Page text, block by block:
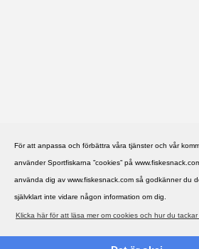
För att anpassa och förbättra våra tjänster och vår
använder Sportfiskarna ”cookies” på
använda dig av www.fiskesnack.com så godkänner du
självklart inte vidare någon information om dig.
Klicka här för att läsa mer om cookies och hur du tackar
Copyright ©2002 - 2021, FiskeSnack.com.